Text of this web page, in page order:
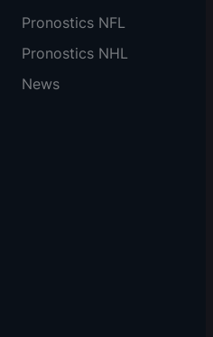
Pronostics NFL
Pronostics NHL
News